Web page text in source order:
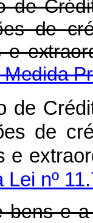
de
e
de
e
nº
e